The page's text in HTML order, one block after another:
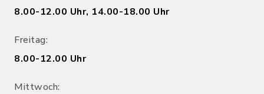
8.00-12.00 Uhr, 14.00-18.00 Uhr
Freitag:
8.00-12.00 Uhr
Mittwoch: